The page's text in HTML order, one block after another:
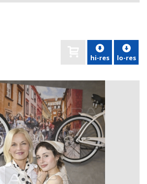
hi-res lo-res